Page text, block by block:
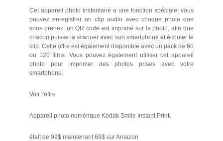
Cet appareil photo instantané a une fonction spéciale: vous
pouvez enregistrer un clip audio avec chaque photo que
vous prenez; un QR code est imprimé sur la photo, afin que
chacun puisse la scanner avec son smartphone et écouter le
clip. Cette offre est également disponible avec un pack de 60
ou 120 films. Vous pouvez également utiliser cet appareil
photo pour imprimer des photos prises avec votre
smartphone.
Voir l'offre
Appareil photo numérique Kodak Smile Instant Print:
était de 99$ maintenant 69$ sur Amazon